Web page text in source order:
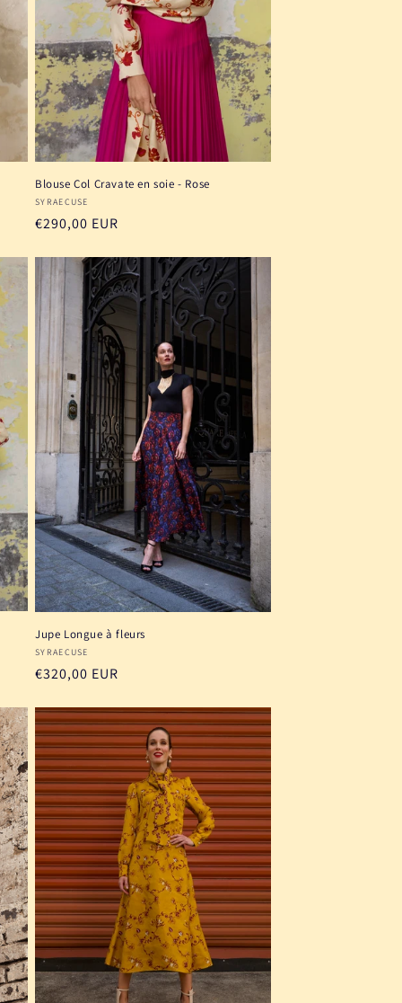
Blouse Col Cravate en soie - Rose
Fournisseur :
SYRAECUSE
Prix
€290,00 EUR
Jupe Longue à fleurs
Fournisseur :
SYRAECUSE
Prix
€320,00 EUR